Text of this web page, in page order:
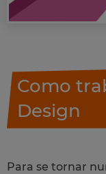
Como
Design
Para se tornar